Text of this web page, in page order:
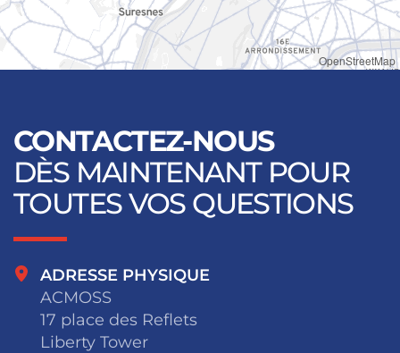
OpenStreetMap
CONTACTEZ-NOUS
DÈS MAINTENANT POUR
TOUTES VOS QUESTIONS
ADRESSE PHYSIQUE
ACMOSS
17 place des Reflets
Liberty Tower